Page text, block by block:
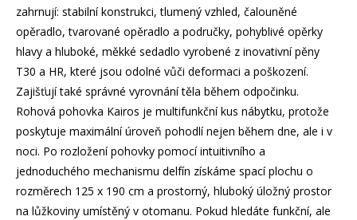
zahrnují: stabilní konstrukci, tlumený vzhled, čalouněné
opěradlo, tvarované opěradlo a područky, pohyblivé opěrky
hlavy a hluboké, měkké sedadlo vyrobené z inovativní pěny
T30 a HR, které jsou odolné vůči deformaci a poškození.
Zajišťují také správné vyrovnání těla během odpočinku.
Rohová pohovka Kairos je multifunkční kus nábytku, protože
poskytuje maximální úroveň pohodlí nejen během dne, ale i v
noci. Po rozložení pohovky pomocí intuitivního a
jednoduchého mechanismu delfín získáme spací plochu o
rozměrech 125 x 190 cm a prostorný, hluboký úložný prostor
na lůžkoviny umístěný v otomanu. Pokud hledáte funkční, ale